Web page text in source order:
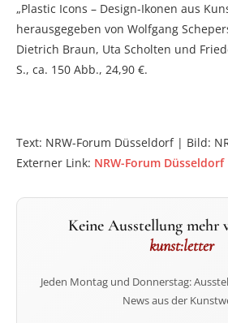
„Plastic Icons – Design-Ikonen aus
herausgegeben von Wolfgang
Dietrich Braun, Uta Scholten und
S., ca. 150 Abb., 24,90 €.
Text: NRW-Forum Düsseldorf | Bild:
Externer Link: NRW-Forum Düsseldorf
Keine Ausstellung mehr
kunst:letter
Jeden Montag und Donnerstag:
News aus der